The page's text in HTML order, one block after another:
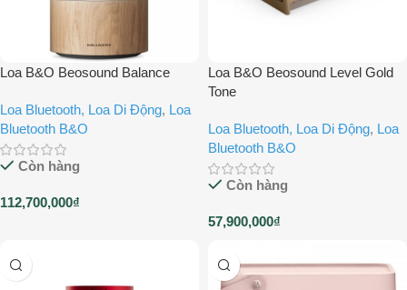
Loa B&O Beosound Balance
Loa Bluetooth, Loa Di Động, Loa
Bluetooth B&O
Còn hàng
112,700,000₫
Loa B&O Beosound Level Gold
Tone
Loa Bluetooth, Loa Di Động, Loa
Bluetooth B&O
Còn hàng
57,900,000₫